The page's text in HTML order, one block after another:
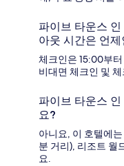
파이브 타운스
아웃 시간은 언
체크인은 15:00부
비대면 체크인 및
파이브 타운스
요?
아니요, 이 호텔에
분 거리), 리조트 월
요.